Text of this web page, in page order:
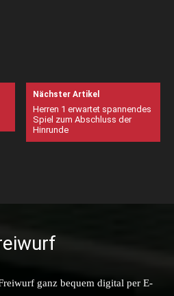
Nächster Artikel
Herren 1 erwartet spannendes
Spiel zum Abschluss der
Hinrunde
ganz bequem digital per E-